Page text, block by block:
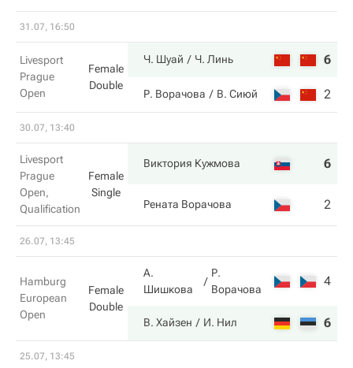
31.07, 16:50
Livesport
Prague
Open
Female
Double
Ч. Шуай Ч. Линь 6
Р. Ворачова В. Сиюй 2
30.07, 13:40
Livesport
Prague
Open,
Qualification
Female
Single
Виктория Кужмова 6
Рената Ворачова 2
26.07, 13:45
Hamburg
European
Open
Female
Double
А.
Шишкова
Р.
Ворачова
4
В. Хайзен И. Нил 6
25.07, 13:45